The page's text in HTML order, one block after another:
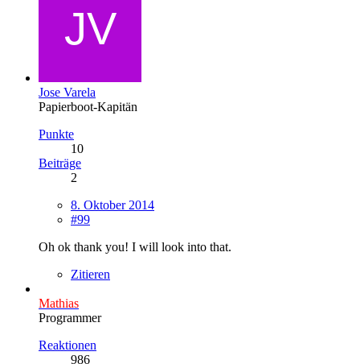
Jose Varela
Papierboot-Kapitän
Punkte
10
Beiträge
2
8. Oktober 2014
#99
Oh ok thank you! I will look into that.
Zitieren
Mathias
Programmer
Reaktionen
986